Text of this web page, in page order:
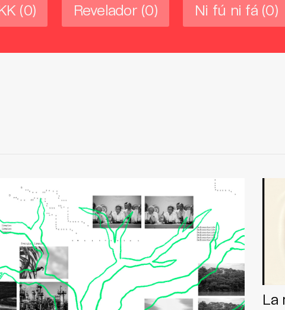
(0) Revelador (0) Ni fú ni fá (0)
La